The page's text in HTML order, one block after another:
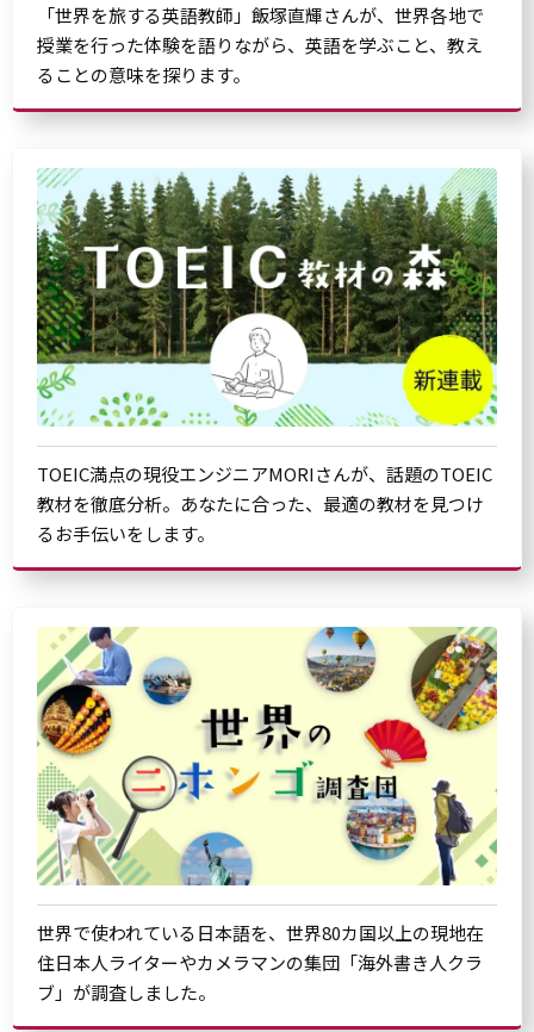
「世界を旅する英語教師」飯塚直輝さんが、世界各地で
授業を行った体験を語りながら、英語を学ぶこと、教え
ることの意味を探ります。
TOEIC満点の現役エンジニアMORIさんが、話題のTOEIC
教材を徹底分析。あなたに合った、最適の教材を見つけ
るお手伝いをします。
世界で使われている日本語を、世界80カ国以上の現地在
住日本人ライターやカメラマンの集団「海外書き人クラ
ブ」が調査しました。